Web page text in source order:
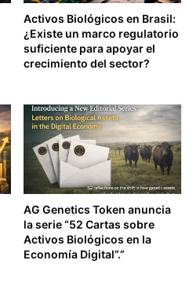
Activos Biológicos en Brasil:
¿Existe un marco regulatorio
suficiente para apoyar el
crecimiento del sector?
AG Genetics Token anuncia
la serie “52 Cartas sobre
Activos Biológicos en la
Economía Digital”.”